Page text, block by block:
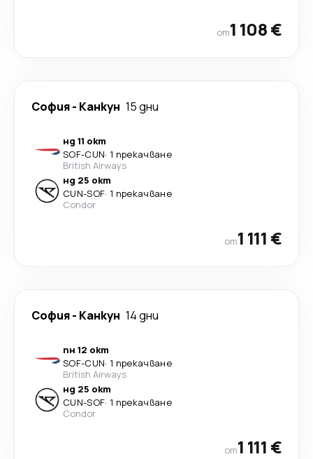
от1 108 €
София- Канкун 15 дни
нд 11 окт
SOF-CUN· 1 прекачване
British Airways
нд 25 окт
CUN-SOF· 1 прекачване
Condor
от1 111 €
София- Канкун 14 дни
пн 12 окт
SOF-CUN· 1 прекачване
British Airways
нд 25 окт
CUN-SOF· 1 прекачване
Condor
от1 111 €